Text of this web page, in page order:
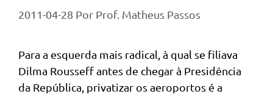
2011-04-28 Por Prof. Matheus Passos
Para a esquerda mais radical, à qual se filiava
Dilma Rousseff antes de chegar à Presidência
da República, privatizar os aeroportos é a